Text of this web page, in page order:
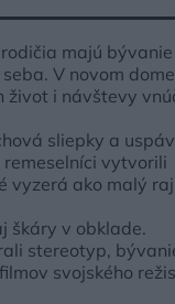
majú bývanie
V novom
život i návštevy
sliepky a
vytvorili
vyzerá ako malý raj
škáry v obklade.
stereotyp,
svojského